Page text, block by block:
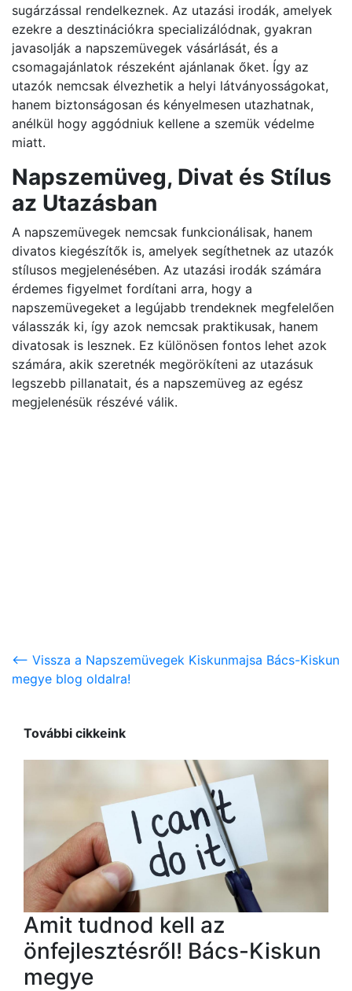
sugárzással rendelkeznek. Az utazási irodák, amelyek
ezekre a desztinációkra specializálódnak, gyakran
javasolják a napszemüvegek vásárlását, és a
csomagajánlatok részeként ajánlanak őket. Így az
utazók nemcsak élvezhetik a helyi látványosságokat,
hanem biztonságosan és kényelmesen utazhatnak,
anélkül hogy aggódniuk kellene a szemük védelme
miatt.
Napszemüveg, Divat és Stílus
az Utazásban
A napszemüvegek nemcsak funkcionálisak, hanem
divatos kiegészítők is, amelyek segíthetnek az utazók
stílusos megjelenésében. Az utazási irodák számára
érdemes figyelmet fordítani arra, hogy a
napszemüvegeket a legújabb trendeknek megfelelően
válasszák ki, így azok nemcsak praktikusak, hanem
divatosak is lesznek. Ez különösen fontos lehet azok
számára, akik szeretnék megörökíteni az utazásuk
legszebb pillanatait, és a napszemüveg az egész
megjelenésük részévé válik.
<-- Vissza a Napszemüvegek Kiskunmajsa Bács-Kiskun
megye blog oldalra!
További cikkeink
Amit tudnod kell az
önfejlesztésről! Bács-Kiskun
megye